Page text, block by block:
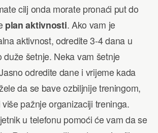
cilj onda morate pronaći put do
plan aktivnosti. Ako vam je
aktivnost, odredite 3-4 dana u
duže šetnje. Neka vam šetnje
odredite dane i vrijeme kada
da se bave ozbiljnije treningom,
pažnje organizaciji treninga.
u telefonu pomoći će vam da se